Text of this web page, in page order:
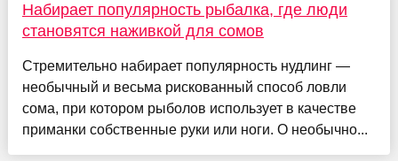
Набирает популярность рыбалка, где люди
становятся наживкой для сомов
Стремительно набирает популярность нудлинг —
необычный и весьма рискованный способ ловли
сома, при котором рыболов использует в качестве
приманки собственные руки или ноги. О необычно...